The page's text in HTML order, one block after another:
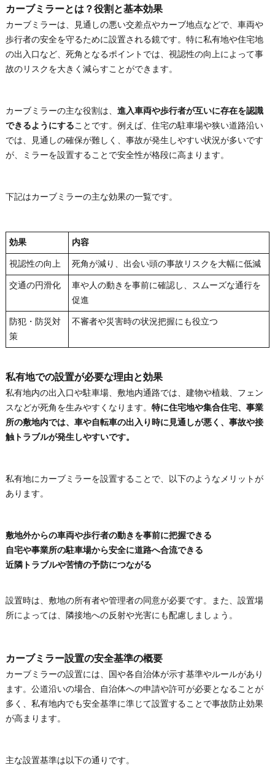
カーブミラーとは？役割と基本効果
カーブミラーは、見通しの悪い交差点やカーブ地点などで、車両や
歩行者の安全を守るために設置される鏡です。特に私有地や住宅地
の出入口など、死角となるポイントでは、視認性の向上によって事
故のリスクを大きく減らすことができます。
カーブミラーの主な役割は、 進入車両や歩行者が互いに存在を認識
できるようにすることです。例えば、住宅の駐車場や狭い道路沿い
では、見通しの確保が難しく、事故が発生しやすい状況が多いです
が、ミラーを設置することで安全性が格段に高まります。
下記はカーブミラーの主な効果の一覧です。
効果
内容
視認性の向上
死角が減り、出会い頭の事故リスクを大幅に低減
交通の円滑化
車や人の動きを事前に確認し、スムーズな通行を
促進
防犯・防災対
策
不審者や災害時の状況把握にも役立つ
私有地での設置が必要な理由と効果
私有地内の出入口や駐車場、敷地内通路では、建物や植栽、フェン
スなどが死角を生みやすくなります。 特に住宅地や集合住宅、事業
所の敷地内では、車や自転車の出入り時に見通しが悪く、事故や接
触トラブルが発生しやすいです。
私有地にカーブミラーを設置することで、以下のようなメリットが
あります。
敷地外からの車両や歩行者の動きを事前に把握できる
自宅や事業所の駐車場から安全に道路へ合流できる
近隣トラブルや苦情の予防につながる
設置時は、敷地の所有者や管理者の同意が必要です。また、設置場
所によっては、隣接地への反射や光害にも配慮しましょう。
カーブミラー設置の安全基準の概要
カーブミラーの設置には、国や各自治体が示す基準やルールがあり
ます。公道沿いの場合、自治体への申請や許可が必要となることが
多く、私有地内でも安全基準に準じて設置することで事故防止効果
が高まります。
主な設置基準は以下の通りです。